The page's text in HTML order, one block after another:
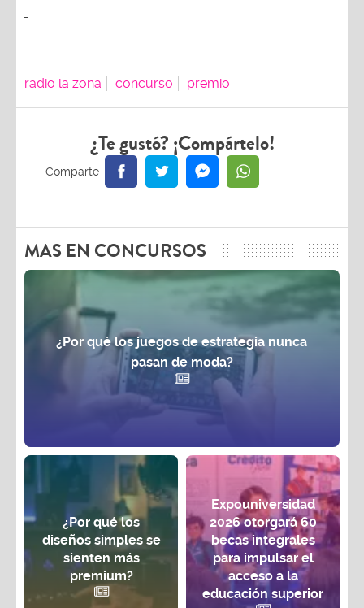
radio la zona concurso premio
¿Te gustó? ¡Compártelo!
MAS EN CONCURSOS
¿Por qué los juegos de estrategia nunca
pasan de moda?
¿Por qué los
diseños simples se
sienten más
premium?
Expouniversidad
2026 otorgará 60
becas integrales
para impulsar el
acceso a la
educación superior